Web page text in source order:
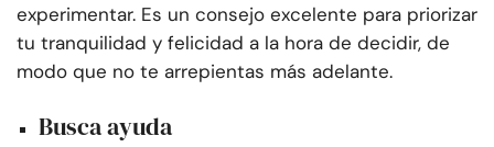
experimentar. Es un consejo excelente para priorizar
tu tranquilidad y felicidad a la hora de decidir, de
modo que no te arrepientas más adelante.
Busca ayuda